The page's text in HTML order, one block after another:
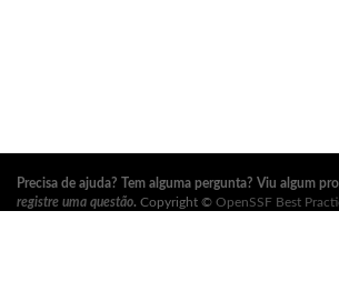
Precisa de ajuda? Tem alguma pergunta? Viu algum
registre uma questão. Copyright © OpenSSF Best